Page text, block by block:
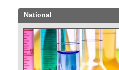
National